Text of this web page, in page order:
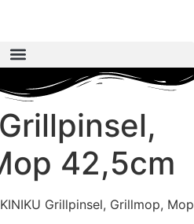
42,5cm
Grillpinsel, Grillmop, Mop